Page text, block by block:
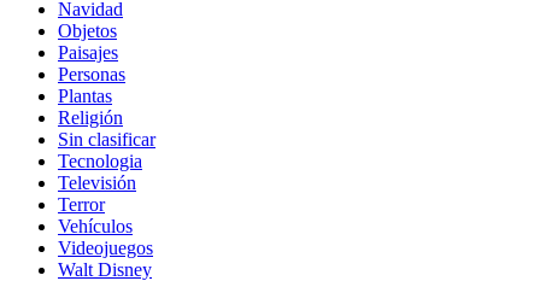
Navidad
Objetos
Paisajes
Personas
Plantas
Religión
Sin clasificar
Tecnologia
Televisión
Terror
Vehículos
Videojuegos
Walt Disney